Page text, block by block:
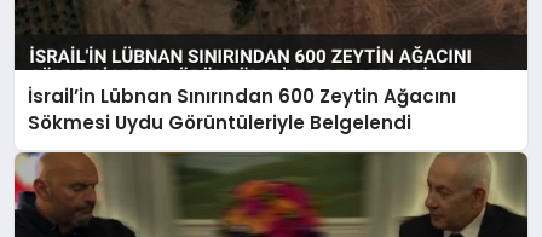
İsrail’in Lübnan Sınırından 600 Zeytin Ağacını
Sökmesi Uydu Görüntüleriyle Belgelendi